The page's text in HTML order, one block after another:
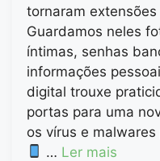
tornaram
Guardamos neles
íntimas, senhas
informações
digital trouxe
portas para uma
os vírus e
… Ler mais